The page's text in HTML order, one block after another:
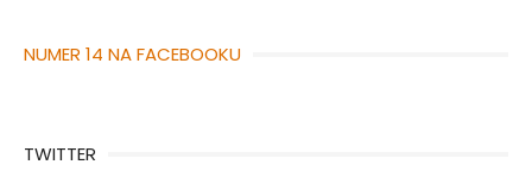
NUMER 14 NA FACEBOOKU
TWITTER